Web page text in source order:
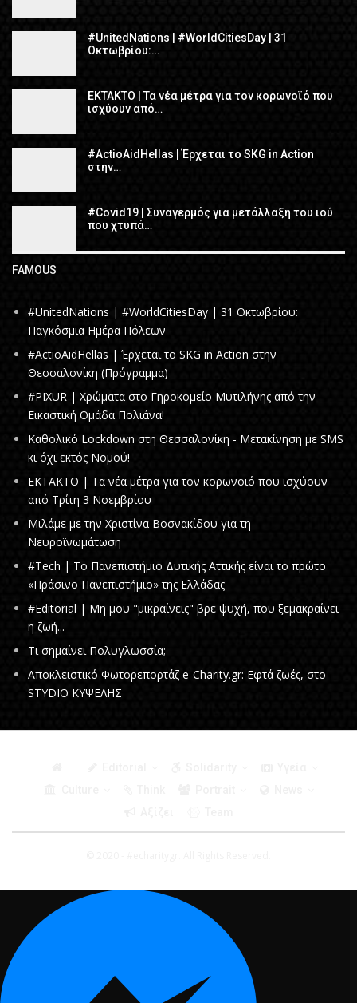
#UnitedNations | #WorldCitiesDay | 31
Οκτωβρίου:…
ΕΚΤΑΚΤΟ | Τα νέα μέτρα για τον κορωνοϊό που
ισχύουν από…
#ActioAidHellas | Έρχεται το SKG in Action
στην…
#Covid19 | Συναγερμός για μετάλλαξη του ιού
που χτυπά…
FAMOUS
#UnitedNations | #WorldCitiesDay | 31 Οκτωβρίου:
Παγκόσμια Ημέρα Πόλεων
#ActioAidHellas | Έρχεται το SKG in Action στην
Θεσσαλονίκη (Πρόγραμμα)
#PIXUR | Χρώματα στο Γηροκομείο Μυτιλήνης από την
Εικαστική Ομάδα Πολιάνα!
Καθολικό Lockdown στη Θεσσαλονίκη - Mετακίνηση με SMS
κι όχι εκτός Νομού!
ΕΚΤΑΚΤΟ | Τα νέα μέτρα για τον κορωνοϊό που ισχύουν
από Τρίτη 3 Νοεμβρίου
Μιλάμε με την Χριστίνα Βοσνακίδου για τη
Νευροϊνωμάτωση
#Tech | To Πανεπιστήμιο Δυτικής Αττικής είναι το πρώτο
«Πράσινο Πανεπιστήμιο» της Ελλάδας
#Editorial | Μη μου "μικραίνεις" βρε ψυχή, που ξεμακραίνει
η ζωή...
Τι σημαίνει Πολυγλωσσία;
Αποκλειστικό Φωτορεπορτάζ e-Charity.gr: Εφτά ζωές, στο
STYDIO ΚΥΨΕΛΗΣ